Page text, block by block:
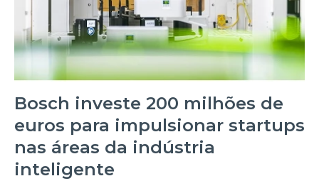
Bosch investe 200 milhões de
euros para impulsionar startups
nas áreas da indústria
inteligente